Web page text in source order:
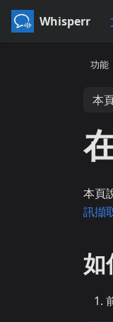
Whisperr
功能
本
本頁
訊擷
如